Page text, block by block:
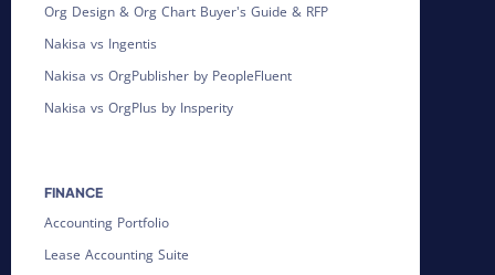
Org Design & Org Chart Buyer's Guide & RFP
Nakisa vs Ingentis
Nakisa vs OrgPublisher by PeopleFluent
Nakisa vs OrgPlus by Insperity
FINANCE
Accounting Portfolio
Lease Accounting Suite